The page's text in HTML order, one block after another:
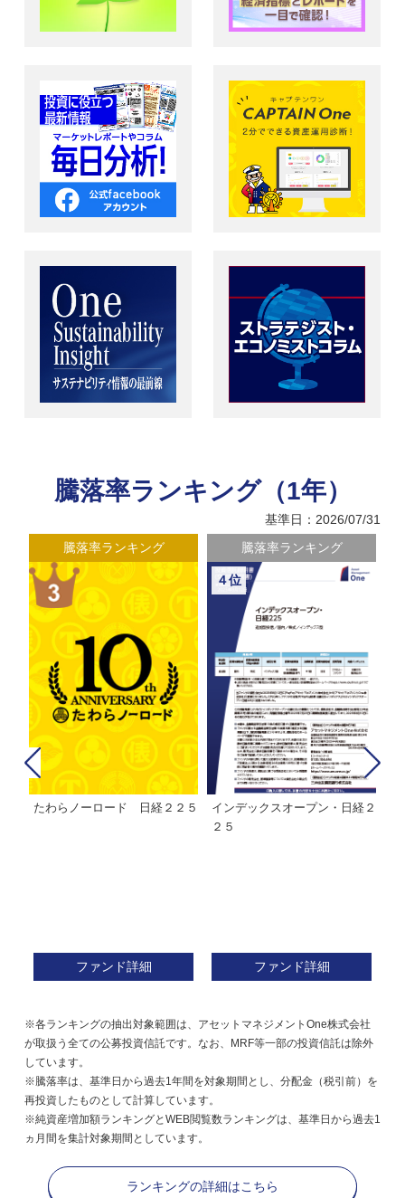
騰落率ランキング（1年）
基準日：2026/07/31
騰落率ランキング
たわらノーロード 日経２２５
ファンド詳細
騰落率ランキング
４位
インデックスオープン・日経２
２５
ファンド詳細
※各ランキングの抽出対象範囲は、アセットマネジメントOne株式会社
が取扱う全ての公募投資信託です。なお、MRF等一部の投資信託は除外
しています。
※騰落率は、基準日から過去1年間を対象期間とし、分配金（税引前）を
再投資したものとして計算しています。
※純資産増加額ランキングとWEB閲覧数ランキングは、基準日から過去1
ヵ月間を集計対象期間としています。
ランキングの詳細はこちら